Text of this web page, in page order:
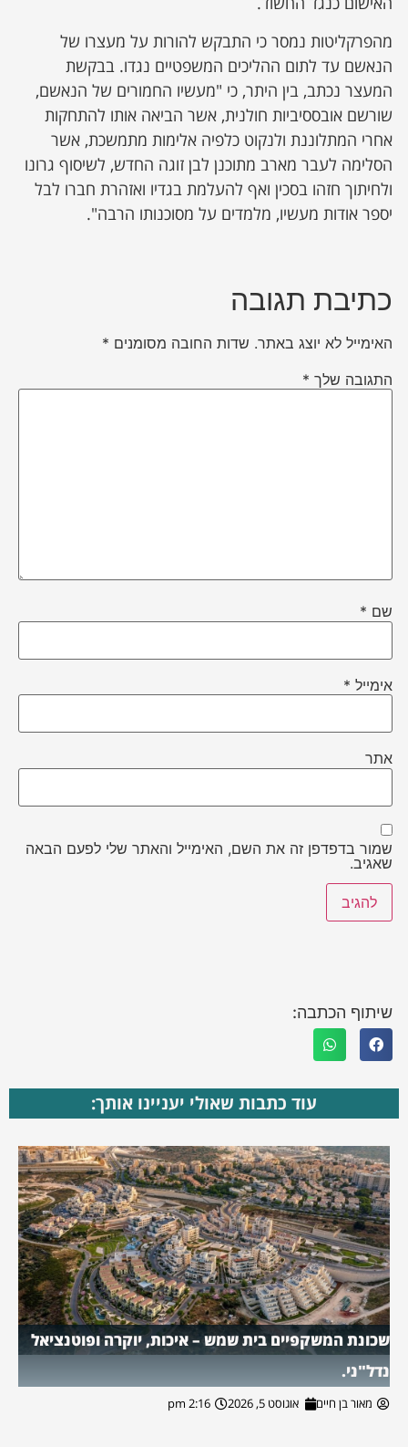
מהפרקליטות נמסר כי התבקש להורות על מעצרו של
הנאשם עד לתום ההליכים המשפטיים נגדו. בבקשת
המעצר נכתב, בין היתר, כי "מעשיו החמורים של הנאשם,
שורשם אובססיביות חולנית, אשר הביאה אותו להתחקות
אחרי המתלוננת ולנקוט כלפיה אלימות מתמשכת, אשר
הסלימה לעבר מארב מתוכנן לבן זוגה החדש, לשיסוף גרונו
ולחיתוך חזהו בסכין ואף להעלמת בגדיו ואזהרת חברו לבל
יספר אודות מעשיו, מלמדים על מסוכנותו הרבה".
כתיבת תגובה
האימייל לא יוצג באתר. שדות החובה מסומנים *
התגובה שלך *
שם *
אימייל *
אתר
שמור בדפדפן זה את השם, האימייל והאתר שלי לפעם הבאה
שאגיב.
שיתוף הכתבה:
עוד כתבות שאולי יעניינו אותך:
שכונת המשקפיים בית שמש – איכות, יוקרה ופוטנציאל
נדל"ני.
מאור בן חיים אוגוסט 5, 2026 2:16 pm